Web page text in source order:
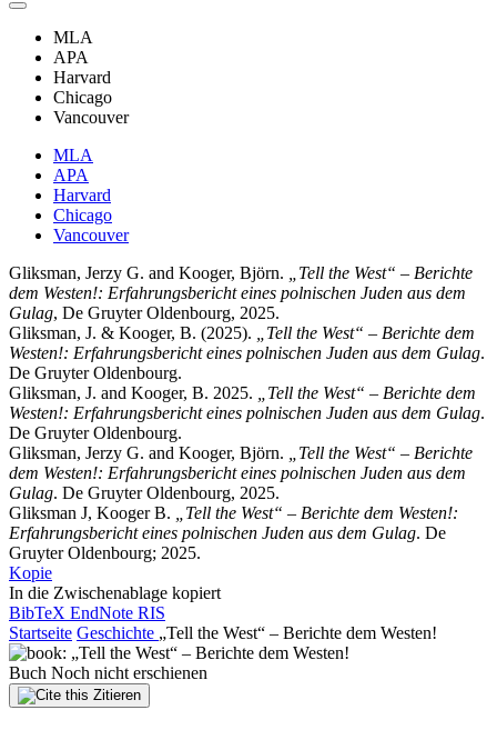
MLA
APA
Harvard
Chicago
Vancouver
MLA
APA
Harvard
Chicago
Vancouver
Gliksman, Jerzy G. and Kooger, Björn.
„Tell the West“ – Berichte
dem Westen!: Erfahrungsbericht eines polnischen Juden aus dem
Gulag, De Gruyter Oldenbourg, 2025.
Gliksman, J. & Kooger, B. (2025).
„Tell the West“ – Berichte dem
Westen!: Erfahrungsbericht eines polnischen Juden aus dem Gulag.
De Gruyter Oldenbourg.
Gliksman, J. and Kooger, B. 2025.
„Tell the West“ – Berichte dem
Westen!: Erfahrungsbericht eines polnischen Juden aus dem Gulag.
De Gruyter Oldenbourg.
Gliksman, Jerzy G. and Kooger, Björn.
„Tell the West“ – Berichte
dem Westen!: Erfahrungsbericht eines polnischen Juden aus dem
Gulag. De Gruyter Oldenbourg, 2025.
Gliksman J, Kooger B.
„Tell the West“ – Berichte dem Westen!:
Erfahrungsbericht eines polnischen Juden aus dem Gulag. De
Gruyter Oldenbourg; 2025.
Kopie
In die Zwischenablage kopiert
BibTeX EndNote RIS
Startseite Geschichte „Tell the West“ – Berichte dem Westen!
Buch Noch nicht erschienen
Zitieren